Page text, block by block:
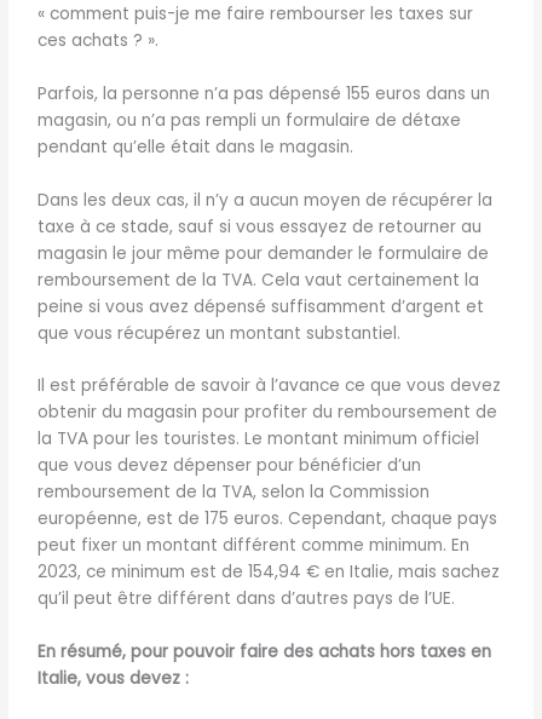
« comment puis-je me faire rembourser les taxes sur
ces achats ? ».
Parfois, la personne n’a pas dépensé 155 euros dans un
magasin, ou n’a pas rempli un formulaire de détaxe
pendant qu’elle était dans le magasin.
Dans les deux cas, il n’y a aucun moyen de récupérer la
taxe à ce stade, sauf si vous essayez de retourner au
magasin le jour même pour demander le formulaire de
remboursement de la TVA. Cela vaut certainement la
peine si vous avez dépensé suffisamment d’argent et
que vous récupérez un montant substantiel.
Il est préférable de savoir à l’avance ce que vous devez
obtenir du magasin pour profiter du remboursement de
la TVA pour les touristes. Le montant minimum officiel
que vous devez dépenser pour bénéficier d’un
remboursement de la TVA, selon la Commission
européenne, est de 175 euros. Cependant, chaque pays
peut fixer un montant différent comme minimum. En
2023, ce minimum est de 154,94 € en Italie, mais sachez
qu’il peut être différent dans d’autres pays de l’UE.
En résumé, pour pouvoir faire des achats hors taxes en
Italie, vous devez :